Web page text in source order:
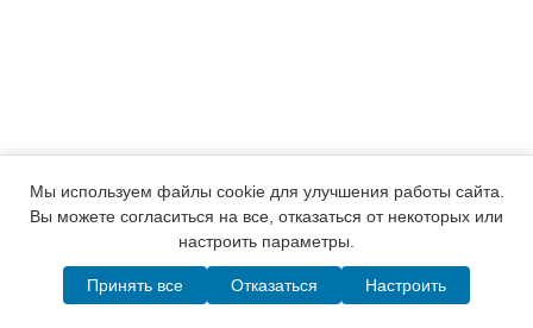
Написать в MAX Telegram WhatsApp Позвонить
Мы используем файлы cookie для улучшения работы сайта.
Вы можете согласиться на все, отказаться от некоторых или
настроить параметры.
Принять все Отказаться Настроить